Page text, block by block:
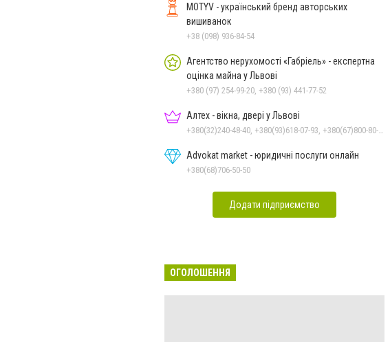
MOTYV - український бренд авторських
вишиванок
+38 (098) 936-84-54
Агентство нерухомості «Габріель» - експертна
оцінка майна у Львові
+380 (97) 254-99-20, +380 (93) 441-77-52
Алтех - вікна, двері у Львові
Advokat market - юридичні послуги онлайн
+380(68)706-50-50
Додати підприємство
ОГОЛОШЕННЯ